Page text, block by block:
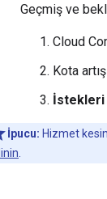
Geçmiş ve
Cloud
Kota
İstekleri
İpucu: Hizmet